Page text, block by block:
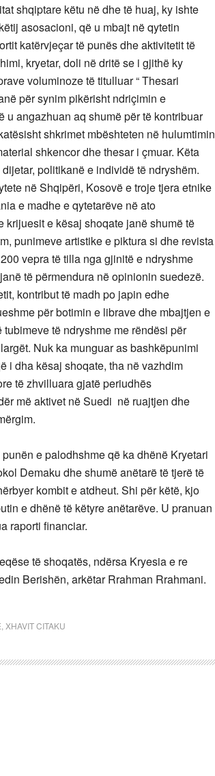
shqiptare këtu në dhe të huaj, ky ishte
asosacioni, që u mbajt në qytetin
katërvjeçar të punës dhe aktivitetit të
kryetar, doli në dritë se i gjithë ky
voluminoze të titulluar “ Thesari
për synim pikërisht ndriçimin e
u angazhuan aq shumë për të kontribuar
shkrimet mbështeten në hulumtimin
shkencor dhe thesar i çmuar. Këta
politikanë e individë të ndryshëm.
në Shqipëri, Kosovë e troje tjera etnike
e madhe e qytetarëve në ato
krijuesit e kësaj shoqate janë shumë të
punimeve artistike e piktura si dhe revista
vepra të tilla nga gjinitë e ndryshme
të përmendura në opinionin suedezë.
kontribut të madh po japin edhe
për botimin e librave dhe mbajtjen e
të ndryshme me rëndësi për
Nuk ka munguar as bashkëpunimi
i dha kësaj shoqate, tha në vazhdim
të zhvilluara gjatë periudhës
më aktivet në Suedi në ruajtjen dhe
e palodhshme që ka dhënë Kryetari
Demaku dhe shumë anëtarë të tjerë të
kombit e atdheut. Shi për këtë, kjo
e dhënë të këtyre anëtarëve. U pranuan
raporti financiar.
të shoqatës, ndërsa Kryesia e re
Berishën, arkëtar Rrahman Rrahmani.
XHAVIT CITAKU